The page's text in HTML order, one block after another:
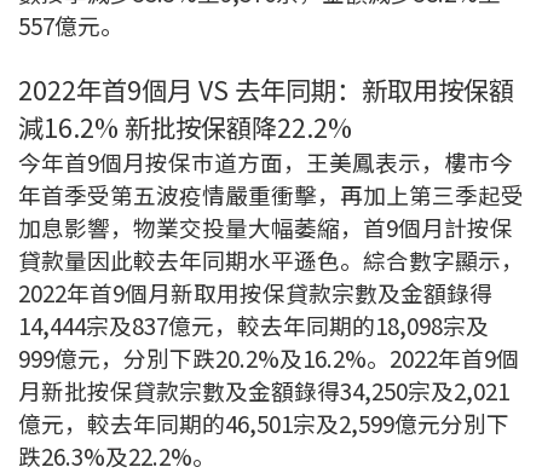
557億元。
2022年首9個月 VS 去年同期：新取用按保額
減16.2% 新批按保額降22.2%
今年首9個月按保巿道方面，王美鳳表示，樓市今
年首季受第五波疫情嚴重衝擊，再加上第三季起受
加息影響，物業交投量大幅萎縮，首9個月計按保
貸款量因此較去年同期水平遜色。綜合數字顯示，
2022年首9個月新取用按保貸款宗數及金額錄得
14,444宗及837億元，較去年同期的18,098宗及
999億元，分別下跌20.2%及16.2%。2022年首9個
月新批按保貸款宗數及金額錄得34,250宗及2,021
億元，較去年同期的46,501宗及2,599億元分別下
跌26.3%及22.2%。